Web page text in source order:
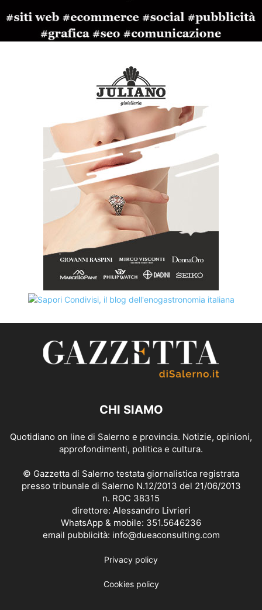
CHI SIAMO
Quotidiano on line di Salerno e provincia. Notizie, opinioni,
approfondimenti, politica e cultura.
© Gazzetta di Salerno testata giornalistica registrata
presso tribunale di Salerno N.12/2013 del 21/06/2013
n. ROC 38315
direttore: Alessandro Livrieri
WhatsApp & mobile: 351.5646236
email pubblicità: info@dueaconsulting.com
Privacy policy
Cookies policy